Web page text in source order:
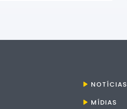
NOTÍCIAS
MÍDIAS